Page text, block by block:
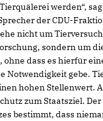
werden“,
der CDU-
nicht um
sondern um
ohne dass es hierfür
Notwendigkeit gebe.
hohen Stellenwert.
zum Staatsziel. Der
bestimmt, dass